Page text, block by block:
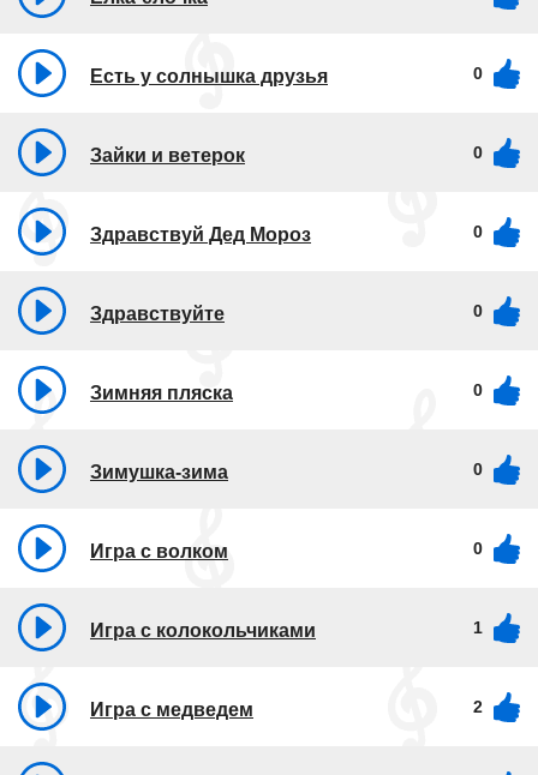
Есть у солнышка друзья 0
Зайки и ветерок 0
Здравствуй Дед Мороз 0
Здравствуйте 0
Зимняя пляска 0
Зимушка-зима 0
Игра с волком 0
Игра с колокольчиками 1
Игра с медведем 2